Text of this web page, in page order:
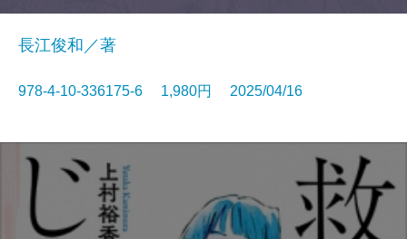
長江俊和／著
978-4-10-336175-6 1,980円 2025/04/16